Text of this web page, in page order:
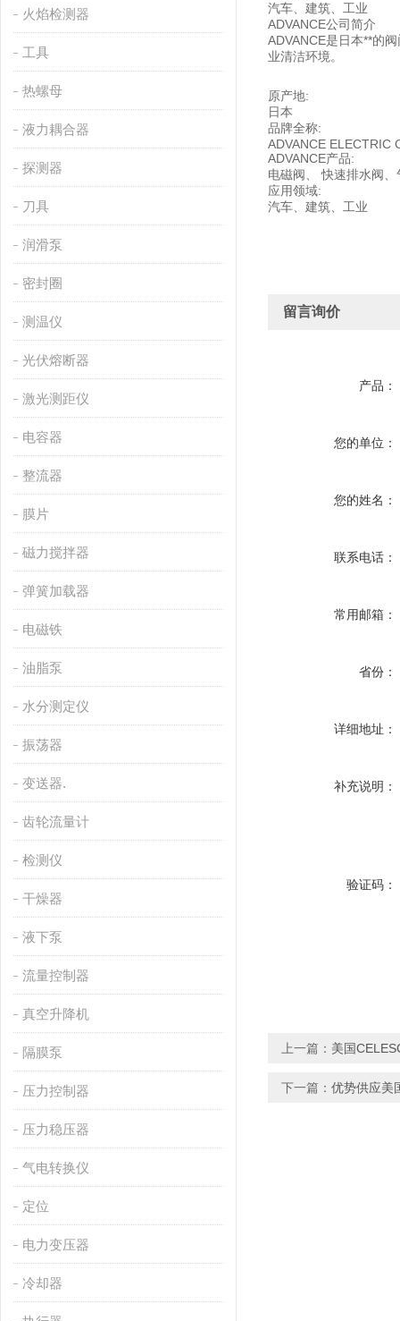
火焰检测器
工具
热螺母
液力耦合器
探测器
刀具
润滑泵
密封圈
测温仪
光伏熔断器
激光测距仪
电容器
整流器
膜片
磁力搅拌器
弹簧加载器
电磁铁
油脂泵
水分测定仪
振荡器
变送器.
齿轮流量计
检测仪
干燥器
液下泵
流量控制器
真空升降机
隔膜泵
压力控制器
压力稳压器
气电转换仪
定位
电力变压器
冷却器
汽车、建筑、工业
ADVANCE公司简介
ADVANCE是日本**的
业清洁环境。
原产地:
日本
品牌全称:
ADVANCE ELECTRIC
ADVANCE产品:
电磁阀、 快速排水阀、
应用领域:
汽车、建筑、工业
留言询价
产品：
您的单位：
您的姓名：
联系电话：
常用邮箱：
省份：
详细地址：
补充说明：
验证码：
上一篇： 美国
下一篇： 优势供应美